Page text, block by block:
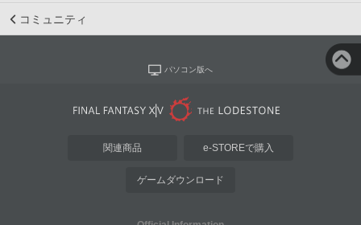
コミュニティ
パソコン版へ
関連商品 e-STOREで購入
ゲームダウンロード